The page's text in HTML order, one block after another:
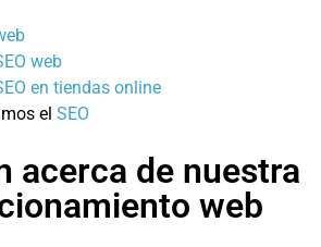
web
en tiendas online
el SEO
acerca de nuestra
web